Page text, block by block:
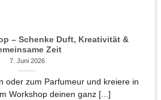
– Schenke Duft, Kreativität &
Zeit
7. Juni 2026
oder zum Parfumeur und kreiere in
Workshop deinen ganz [...]